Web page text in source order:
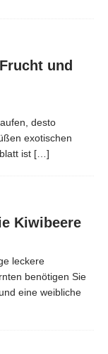
und
desto
exotischen
ist […]
Kiwibeere
leckere
benötigen Sie
eine weibliche